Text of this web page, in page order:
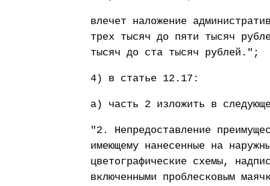
влечет наложение
трех тысяч до пяти тысяч
тысяч до ста тысяч рублей.";
4) в статье 12.17:
а) часть 2 изложить в
"2. Непредоставление
имеющему нанесенные на
цветографические схемы,
включенными проблесковым